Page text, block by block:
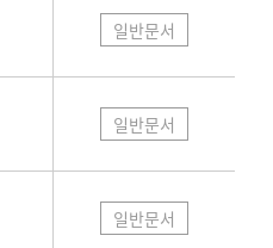
일반문서
일반문서
일반문서